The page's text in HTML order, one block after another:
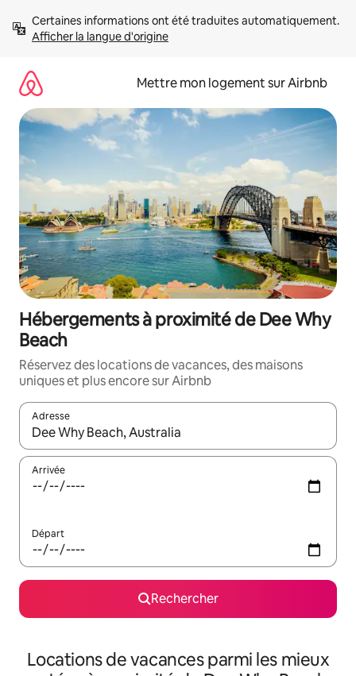
directement
Afficher la langue d'origine
Mettre mon logement sur Airbnb
Hébergements à proximité de Dee Why
Beach
Réservez des locations de vacances, des maisons
uniques et plus encore sur Airbnb
Adresse
Lorsque les résultats s'affichent, utilisez les flèches vers le
Arrivée
Départ
Rechercher
Locations de vacances parmi les mieux